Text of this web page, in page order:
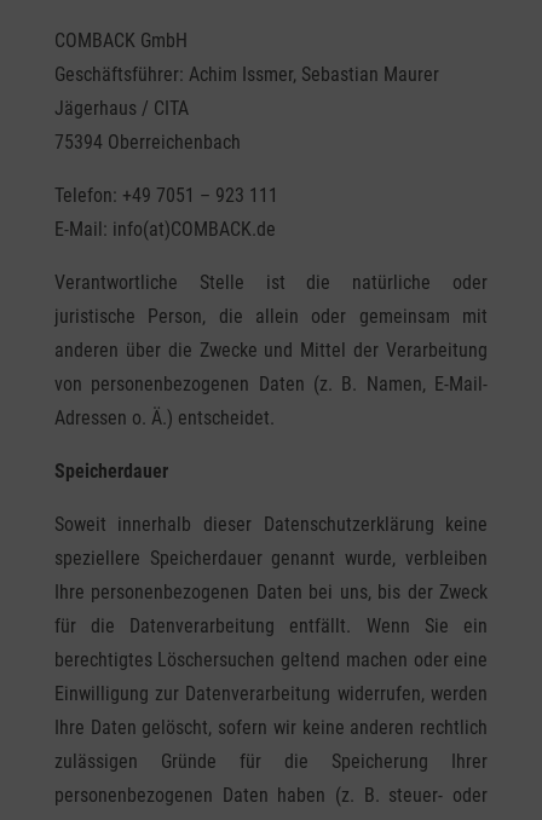
COMBACK GmbH
Geschäftsführer: Achim Issmer, Sebastian Maurer
Jägerhaus / CITA
75394 Oberreichenbach
Telefon: +49 7051 – 923 111
E-Mail: info(at)COMBACK.de
Verantwortliche Stelle ist die natürliche oder
juristische Person, die allein oder gemeinsam mit
anderen über die Zwecke und Mittel der Verarbeitung
von personenbezogenen Daten (z. B. Namen, E-Mail-
Adressen o. Ä.) entscheidet.
Speicherdauer
Soweit innerhalb dieser Datenschutzerklärung keine
speziellere Speicherdauer genannt wurde, verbleiben
Ihre personenbezogenen Daten bei uns, bis der Zweck
für die Datenverarbeitung entfällt. Wenn Sie ein
berechtigtes Löschersuchen geltend machen oder eine
Einwilligung zur Datenverarbeitung widerrufen, werden
Ihre Daten gelöscht, sofern wir keine anderen rechtlich
zulässigen Gründe für die Speicherung Ihrer
personenbezogenen Daten haben (z. B. steuer- oder